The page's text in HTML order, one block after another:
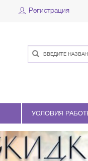
Регистрация
УСЛОВИЯ